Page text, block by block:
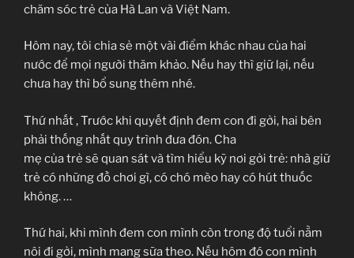
chăm sóc trẻ của Hà Lan và Việt Nam.
Hôm nay, tôi chia sẻ một vài điểm khác nhau của hai
nước để mọi người thăm khảo. Nếu hay thì giữ lại, nếu
chưa hay thì bổ sung thêm nhé.
Thứ nhất , Trước khi quyết định đem con đi gởi, hai bên
phải thống nhất quy trình đưa đón. Cha
mẹ của trẻ sẽ quan sát và tìm hiểu kỹ nơi gởi trẻ: nhà giữ
trẻ có những đồ chơi gì, có chó mèo hay có hút thuốc
không. …
Thứ hai, khi mình đem con mình còn trong độ tuổi nằm
nôi đi gởi, mình mang sữa theo. Nếu hôm đó con mình